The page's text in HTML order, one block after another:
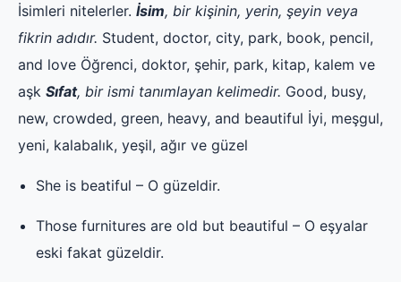
İsimleri nitelerler. İsim, bir kişinin, yerin, şeyin veya
fikrin adıdır. Student, doctor, city, park, book, pencil,
and love Öğrenci, doktor, şehir, park, kitap, kalem ve
aşk Sıfat, bir ismi tanımlayan kelimedir. Good, busy,
new, crowded, green, heavy, and beautiful İyi, meşgul,
yeni, kalabalık, yeşil, ağır ve güzel
She is beatiful – O güzeldir.
Those furnitures are old but beautiful – O eşyalar
eski fakat güzeldir.